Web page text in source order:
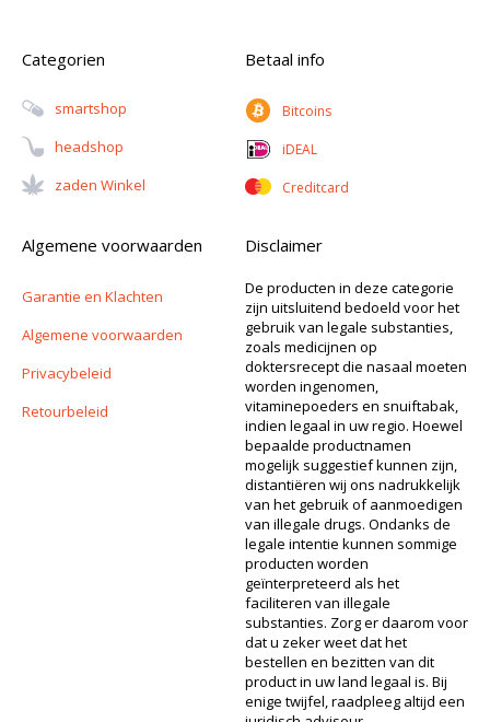
Categorien
Smartshop
Headshop
Zaden Winkel
Betaal info
Bitcoins
iDEAL
Creditcard
Algemene voorwaarden
Garantie en Klachten
Algemene voorwaarden
Privacybeleid
Retourbeleid
Disclaimer
De producten in deze categorie
zijn uitsluitend bedoeld voor het
gebruik van legale substanties,
zoals medicijnen op
doktersrecept die nasaal moeten
worden ingenomen,
vitaminepoeders en snuiftabak,
indien legaal in uw regio. Hoewel
bepaalde productnamen
mogelijk suggestief kunnen zijn,
distantiëren wij ons nadrukkelijk
van het gebruik of aanmoedigen
van illegale drugs. Ondanks de
legale intentie kunnen sommige
producten worden
geïnterpreteerd als het
faciliteren van illegale
substanties. Zorg er daarom voor
dat u zeker weet dat het
bestellen en bezitten van dit
product in uw land legaal is. Bij
enige twijfel, raadpleeg altijd een